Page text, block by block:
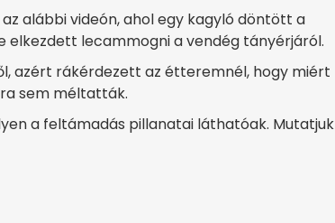
alábbi videón, ahol egy kagyló döntött a
elkezdett lecammogni a vendég tányérjáról.
azért rákérdezett az étteremnél, hogy miért
sem méltatták.
a feltámadás pillanatai láthatóak. Mutatjuk